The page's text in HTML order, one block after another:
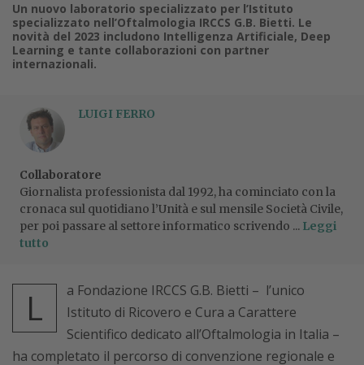
Un nuovo laboratorio specializzato per l’Istituto
specializzato nell’Oftalmologia IRCCS G.B. Bietti. Le
novità del 2023 includono Intelligenza Artificiale, Deep
Learning e tante collaborazioni con partner
internazionali.
LUIGI FERRO
Collaboratore
Giornalista professionista dal 1992, ha cominciato con la
cronaca sul quotidiano l’Unità e sul mensile Società Civile,
per poi passare al settore informatico scrivendo ... Leggi
tutto
L
a Fondazione IRCCS G.B. Bietti – l’unico
Istituto di Ricovero e Cura a Carattere
Scientifico dedicato all’Oftalmologia in Italia –
ha completato il percorso di convenzione regionale e